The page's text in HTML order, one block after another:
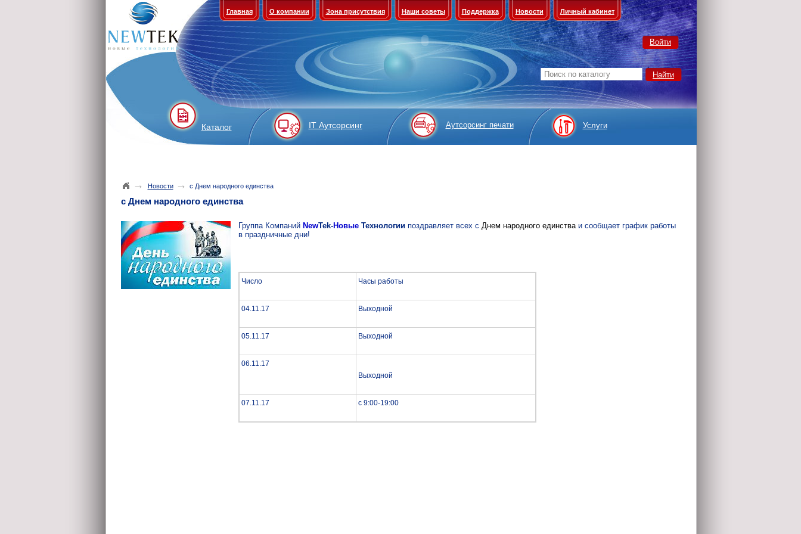
Главная О компании Зона присутствия Наши советы Поддержка Новости Личный кабинет
Войти
Каталог IT Аутсорсинг Аутсорсинг печати Услуги
→ Новости → с Днем народного единства
с Днем народного единства
Группа Компаний NewTek-НовыеТехнологиипоздравляет всех с Днем народного единстваи сообщает график работы
в праздничные дни!
Число Часы работы
04.11.17 Выходной
05.11.17 Выходной
06.11.17
Выходной
07.11.17 с 9:00-19:00